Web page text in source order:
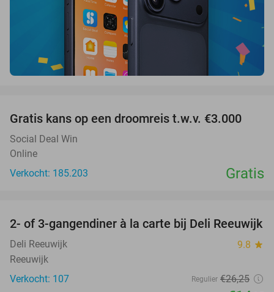
Gratis kans op een droomreis t.w.v. €3.000
Social Deal Win
Online
Verkocht: 185.203
Gratis
43%
2- of 3-gangendiner à la carte bij Deli Reeuwijk
Deli Reeuwijk 9.8 star
Reeuwijk
Verkocht: 107
Regulier €26,25